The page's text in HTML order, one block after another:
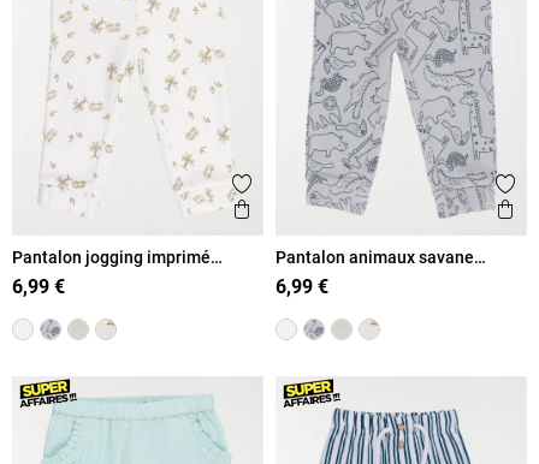
Ajouter aux favoris
Aperçu rapide
Pantalon jogging imprimé
garçon (3-36M)
6,99 €
Pantalon animaux savane
garçon (3-36M)
6,99 €